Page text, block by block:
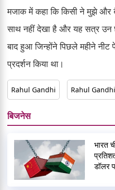
मजाक में कहा कि किसी ने मुझे और
साथ नहीं देखा है और यह सत्र उन
बाद हुआ जिन्होंने पिछले महीने
प्रदर्शन किया था।
Rahul Gandhi Rahul
बिजनेस
भारत
डॉलर